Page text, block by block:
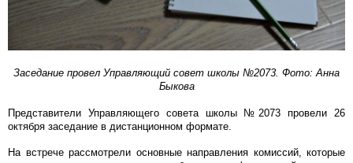
Заседание провел Управляющий совет школы №2073. Фото: Анна
Быкова
Представители Управляющего совета школы №2073 провели 26
октября заседание в дистанционном формате.
На встрече рассмотрели основные направления комиссий, которые